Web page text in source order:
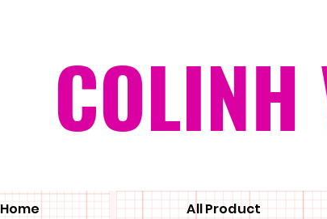
COLINH
Home All Product